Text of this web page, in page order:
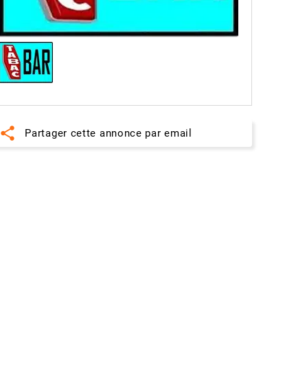
share Partager cette annonce par email